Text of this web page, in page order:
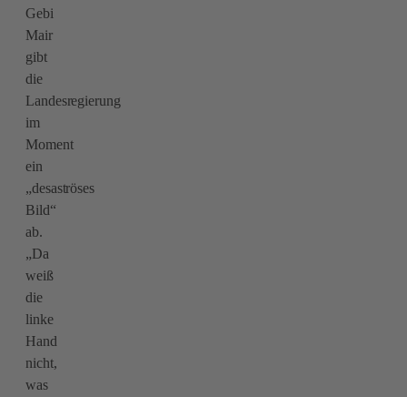
Gebi
Mair
gibt
die
Landesregierung
im
Moment
ein
„desaströses
Bild“
ab.
„Da
weiß
die
linke
Hand
nicht,
was